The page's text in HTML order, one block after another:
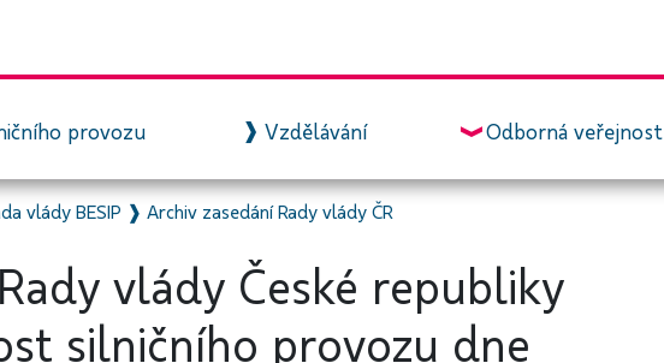
provozu Vzdělávání Odborná veřejnost
vlády BESIP ❱ Archiv zasedání Rady vlády ČR
vlády České republiky
silničního provozu dne